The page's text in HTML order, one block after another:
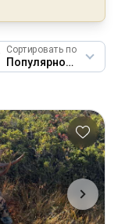
Сортировать по